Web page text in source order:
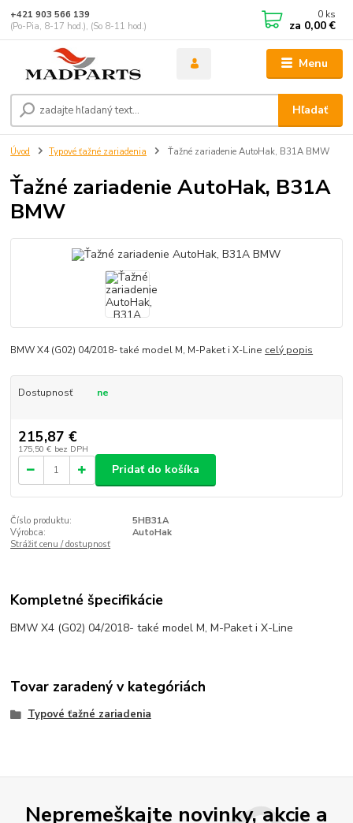
Menu
Hľadať
+421 903 566 139
(Po-Pia, 8-17 hod.), (So 8-11 hod.)
0 ks
za 0,00 €
Úvod Typové ťažné zariadenia Ťažné zariadenie AutoHak, B31A BMW
Ťažné zariadenie AutoHak, B31A
BMW
BMW X4 (G02) 04/2018- také model M, M-Paket i X-Line celý popis
Dostupnosť ne
215,87 €
175,50 € bez DPH
Pridať do košíka
Číslo produktu:
5HB31A
Výrobca:
AutoHak
Strážiť cenu / dostupnosť
Kompletné špecifikácie
BMW X4 (G02) 04/2018- také model M, M-Paket i X-Line
Tovar zaradený v kategóriách
Typové ťažné zariadenia
Nepremeškajte novinky, akcie a